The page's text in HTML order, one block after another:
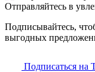
Отправляйтесь в
Подписывайтесь,
выгодных
Подписаться на